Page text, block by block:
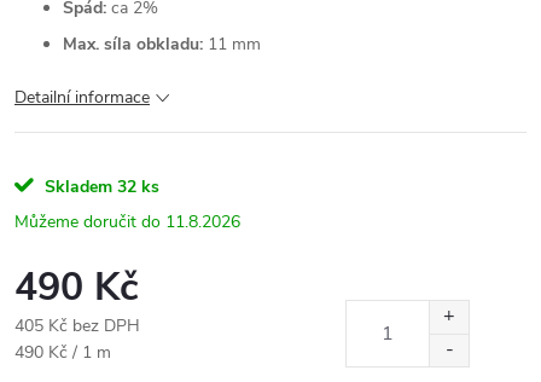
Spád: ca 2%
Max. síla obkladu: 11 mm
Detailní informace
Skladem 32 ks
11.8.2026
490 Kč
405 Kč bez DPH
Měrná
490 Kč / 1 m